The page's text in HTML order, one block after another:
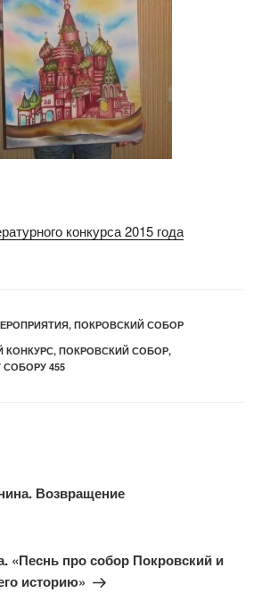
конкурса 2015 года
, ПОКРОВСКИЙ СОБОР
КОНКУРС, ПОКРОВСКИЙ СОБОР,
455
Возвращение
«Песнь про собор Покровский и
историю»